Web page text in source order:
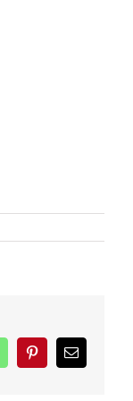
PinterestEmail